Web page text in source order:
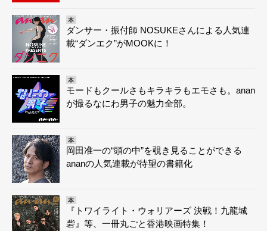
本
ダンサー・振付師 NOSUKEさんによる人気連
載“ダンエク”がMOOKに！
本
モードもクールさもキラキラもエモさも。anan
が撮るなにわ男子の魅力全部。
本
岡田准一の“頭の中”を覗き見ることができる
ananの人気連載が待望の書籍化
本
『トワイライト・ウォリアーズ 決戦！九龍城
砦』等、一冊丸ごと香港映画特集！